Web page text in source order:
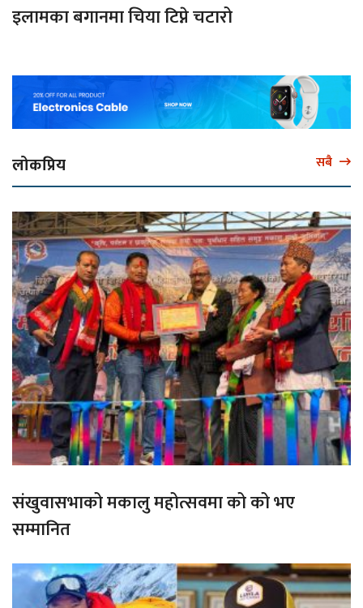
इलामका बगानमा चिया टिप्ने चटारो
लोकप्रिय सबै
संखुवासभाको मकालु महोत्सवमा को को भए
सम्मानित